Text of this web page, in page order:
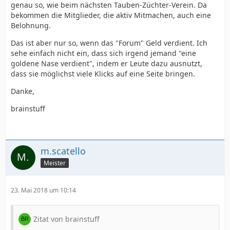
genau so, wie beim nächsten Tauben-Züchter-Verein. Da
bekommen die Mitglieder, die aktiv Mitmachen, auch eine
Belohnung.
Das ist aber nur so, wenn das "Forum" Geld verdient. Ich
sehe einfach nicht ein, dass sich irgend jemand "eine
goldene Nase verdient", indem er Leute dazu ausnutzt,
dass sie möglichst viele Klicks auf eine Seite bringen.
Danke,
brainstuff
m.scatello
Meister
23. Mai 2018 um 10:14
Zitat von brainstuff